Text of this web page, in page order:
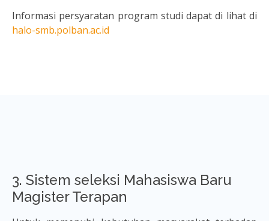
Informasi persyaratan program studi dapat di lihat di
halo-smb.polban.ac.id
3. Sistem seleksi Mahasiswa Baru
Magister Terapan